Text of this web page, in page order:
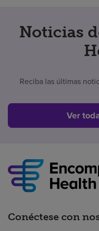
Noticias
Reciba las últimas
Ver
Conéctese con